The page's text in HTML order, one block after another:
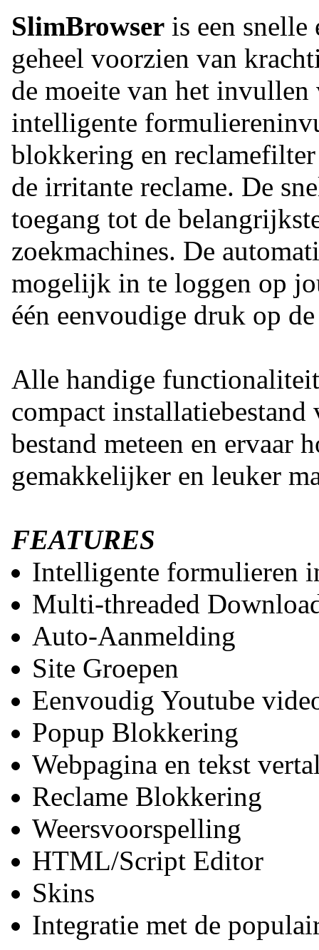
SlimBrowser is een
geheel voorzien van
de moeite van het
intelligente
blokkering en
de irritante reclame. De
toegang tot de
zoekmachines. De
mogelijk in te loggen op
één eenvoudige druk op
Alle handige
compact
bestand meteen en ervaar
gemakkelijker en leuker
FEATURES
Intelligente formulieren
Multi-threaded
Auto-Aanmelding
Site Groepen
Eenvoudig Youtube
Popup Blokkering
Webpagina en tekst
Reclame Blokkering
Weersvoorspelling
HTML/Script Editor
Skins
Integratie met de